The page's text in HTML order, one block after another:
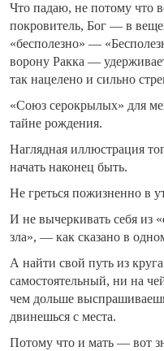
Что падаю, не потому что
покровитель, Бог — в
«бесполезно» —
ворону Ракка —
так нацелено и сильно
«Союз серокрылых» для
тайне рождения.
Наглядная иллюстрация
начать наконец быть.
Не греться пожизненно в
И не вычеркивать себя из
зла», — как сказано в
А найти свой путь из
самостоятельный, ни на
чем дольше
двинешься с места.
Потому что и мать — вот